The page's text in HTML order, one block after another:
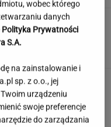
Matka pokazuje, jak
domowa
Litewki po jego
się jak sępy
wobec którego
danych
Polityka Prywatności
S.A.
na zainstalowanie i
sp. z o.o., jej
urządzeniu
swoje preferencje
do zarządzania